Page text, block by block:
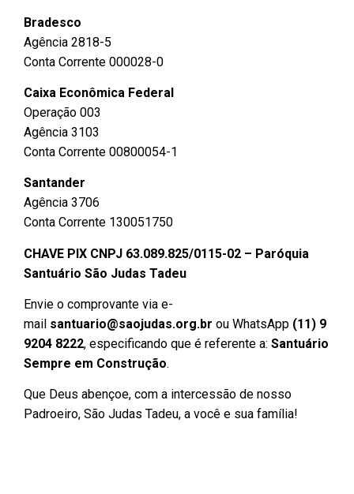
Bradesco
Agência 2818-5
Conta Corrente 000028-0
Caixa Econômica Federal
Operação 003
Agência 3103
Conta Corrente 00800054-1
Santander
Agência 3706
Conta Corrente 130051750
CHAVE PIX CNPJ 63.089.825/0115-02 – Paróquia
Santuário São Judas Tadeu
Envie o comprovante via e-
mail santuario@saojudas.org.br ou WhatsApp (11) 9
9204 8222, especificando que é referente a: Santuário
Sempre em Construção.
Que Deus abençoe, com a intercessão de nosso
Padroeiro, São Judas Tadeu, a você e sua família!